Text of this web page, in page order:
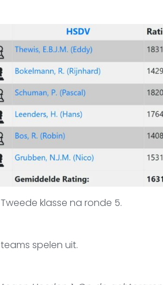
klasse na ronde 5.
spelen uit.